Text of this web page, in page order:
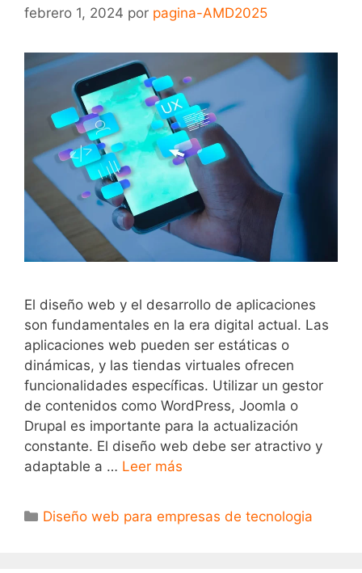
febrero 1, 2024 por pagina-AMD2025
El diseño web y el desarrollo de aplicaciones
son fundamentales en la era digital actual. Las
aplicaciones web pueden ser estáticas o
dinámicas, y las tiendas virtuales ofrecen
funcionalidades específicas. Utilizar un gestor
de contenidos como WordPress, Joomla o
Drupal es importante para la actualización
constante. El diseño web debe ser atractivo y
adaptable a … Leer más
Diseño web para empresas de tecnologia